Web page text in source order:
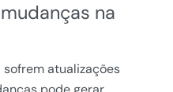
na
sofrem atualizações